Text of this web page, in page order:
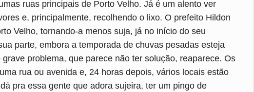
ruas principais de Porto Velho. Já é um alento ver
e, principalmente, recolhendo o lixo. O prefeito Hildon
Velho, tornando-a menos suja, já no início do seu
parte, embora a temporada de chuvas pesadas esteja
problema, que parece não ter solução, reaparece. Os
rua ou avenida e, 24 horas depois, vários locais estão
pra essa gente que adora sujeira, ter um pingo de